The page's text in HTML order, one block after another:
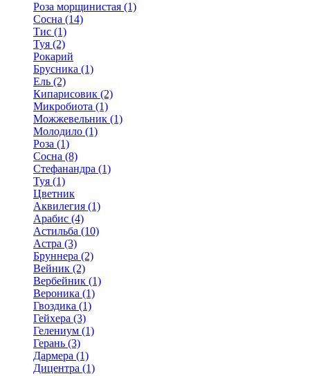
Роза морщинистая (1)
Сосна (14)
Тис (1)
Туя (2)
Рокарий
Брусника (1)
Ель (2)
Кипарисовик (2)
Микробиота (1)
Можжевельник (1)
Молодило (1)
Роза (1)
Сосна (8)
Стефанандра (1)
Туя (1)
Цветник
Аквилегия (1)
Арабис (4)
Астильба (10)
Астра (3)
Бруннера (2)
Вейник (2)
Вербейник (1)
Вероника (1)
Гвоздика (1)
Гейхера (3)
Гелениум (1)
Герань (3)
Дармера (1)
Дицентра (1)